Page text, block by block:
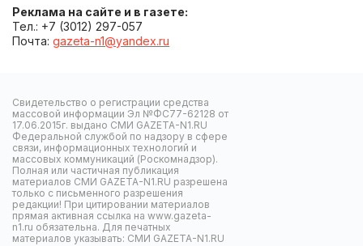
Реклама на сайте и в газете:
Тел.: +7 (3012) 297-057
Почта: gazeta-n1@yandex.ru
Свидетельство о регистрации средства
массовой информации Эл №ФС77-62128 от
17.06.2015г. выдано СМИ GAZETA-N1.RU
Федеральной службой по надзору в сфере
связи, информационных технологий и
массовых коммуникаций (Роскомнадзор).
Полная или частичная публикация
материалов СМИ GAZETA-N1.RU разрешена
только с письменного разрешения
редакции! При цитировании материалов
прямая активная ссылка на www.gazeta-
n1.ru обязательна. Для печатных
материалов указывать: СМИ GAZETA-N1.RU